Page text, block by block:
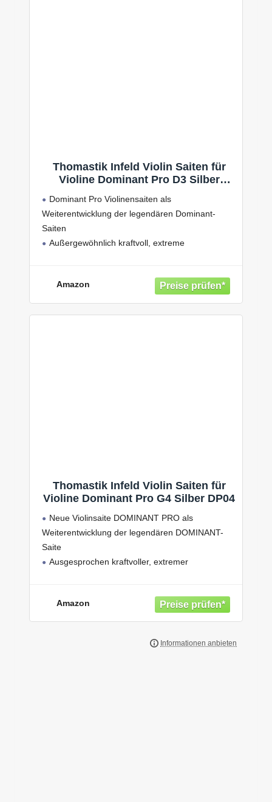
Thomastik Infeld Violin Saiten für
Violine Dominant Pro D3 Silber
Dominant Pro Violinensaiten als
Weiterentwicklung der legendären Dominant-
Saiten
Außergewöhnlich kraftvoll, extreme
Amazon
Thomastik Infeld Violin Saiten für
Violine Dominant Pro G4 Silber DP04
Neue Violinsaite DOMINANT PRO als
Weiterentwicklung der legendären DOMINANT-
Saite
Ausgesprochen kraftvoller, extremer
Wärme
Lieferbar als Medium Stärke für 4/4 Violine
Dominant Pro G4 Silber DP04
Amazon